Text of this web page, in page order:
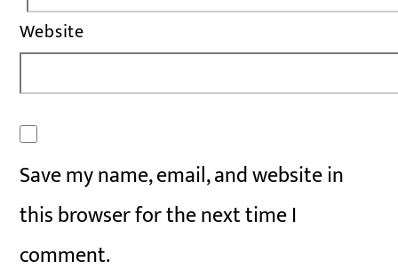
Website
Save my name, email, and website in
this browser for the next time I
comment.